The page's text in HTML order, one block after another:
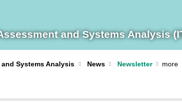
and Systems Analysis
Systems Analysis News Newsletter